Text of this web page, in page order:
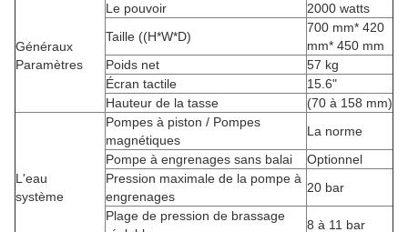
Généraux
Paramètres
Le pouvoir
2000 watts
Taille ((H*W*D)
700 mm* 420
mm* 450 mm
Poids net
57 kg
Écran tactile
15.6"
Hauteur de la tasse
(70 à 158 mm)
L'eau
système
Pompes à piston / Pompes
magnétiques
La norme
Pompe à engrenages sans balai
Optionnel
Pression maximale de la pompe à
engrenages
20 bar
Plage de pression de brassage
8 à 11 bar